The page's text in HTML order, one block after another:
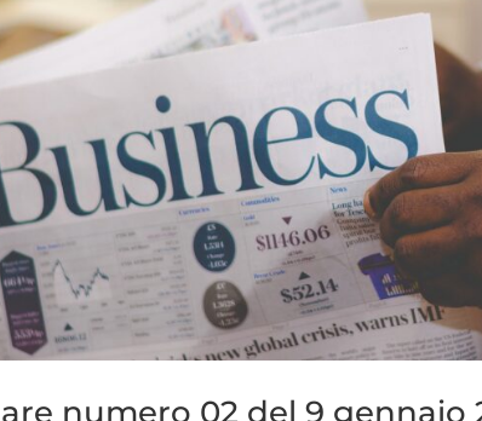
numero 02 del 9 gennaio